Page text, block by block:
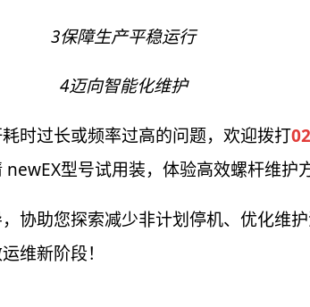
3保障生产平稳运行
4迈向智能化维护
时过长或频率过高的问题，欢迎拨打
型号试用装，体验高效螺杆维护方
协助您探索减少非计划停机、优化维
维新阶段！